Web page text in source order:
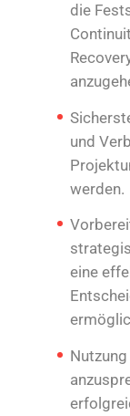
die
und
werden.
eine